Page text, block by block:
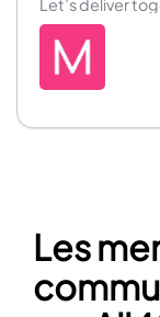
Let’s deliver
Les